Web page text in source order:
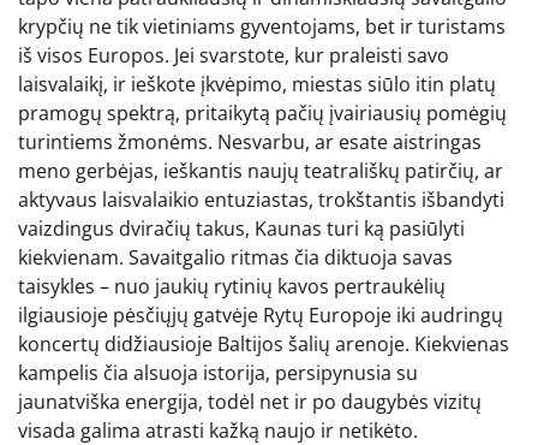
krypčių ne tik vietiniams gyventojams, bet ir turistams
iš visos Europos. Jei svarstote, kur praleisti savo
laisvalaikį, ir ieškote įkvėpimo, miestas siūlo itin platų
pramogų spektrą, pritaikytą pačių įvairiausių pomėgių
turintiems žmonėms. Nesvarbu, ar esate aistringas
meno gerbėjas, ieškantis naujų teatrališkų patirčių, ar
aktyvaus laisvalaikio entuziastas, trokštantis išbandyti
vaizdingus dviračių takus, Kaunas turi ką pasiūlyti
kiekvienam. Savaitgalio ritmas čia diktuoja savas
taisykles – nuo jaukių rytinių kavos pertraukėlių
ilgiausioje pėsčiųjų gatvėje Rytų Europoje iki audringų
koncertų didžiausioje Baltijos šalių arenoje. Kiekvienas
kampelis čia alsuoja istorija, persipynusia su
jaunatviška energija, todėl net ir po daugybės vizitų
visada galima atrasti kažką naujo ir netikėto.